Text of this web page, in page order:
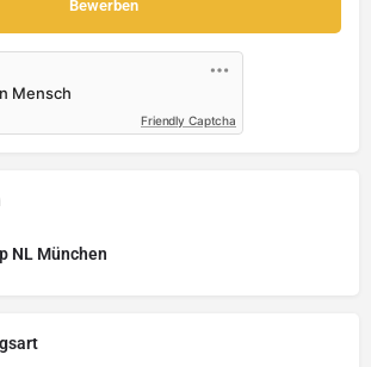
Friendly Captcha
NL München